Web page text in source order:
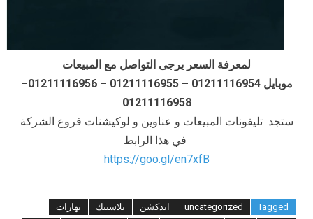
لمعرفة السعر يرجى التواصل مع المبيعات
موبايل 01211116954 – 01211116955 – 01211116956–
01211116958
ستجد تليفونات المبيعات و عناوين و لوكيشنات فروع الشركة
في هذا الرابط
https://goo.gl/en7xfB
Tagged
uncategorized اندكشن بلاستيك
بهارات